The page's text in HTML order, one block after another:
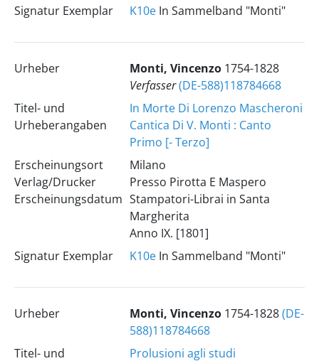
Signatur Exemplar
K10eIn Sammelband "Monti"
Urheber Monti, Vincenzo 1754-1828
Verfasser(DE-588)118784668
Titel- und
Urheberangaben
In Morte Di Lorenzo Mascheroni
Cantica Di V. Monti : Canto
Primo [- Terzo]
Erscheinungsort
Verlag/Drucker
Erscheinungsdatum
Milano
Presso Pirotta E Maspero
Stampatori-Librai in Santa
Margherita
Anno IX. [1801]
Signatur Exemplar
K10eIn Sammelband "Monti"
Urheber Monti, Vincenzo1754-1828(DE-
588)118784668
Titel- und
Prolusioni agli studi